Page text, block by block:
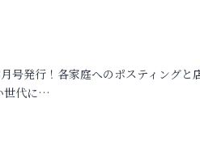
号発行！各家庭へのポスティングと
世代に…